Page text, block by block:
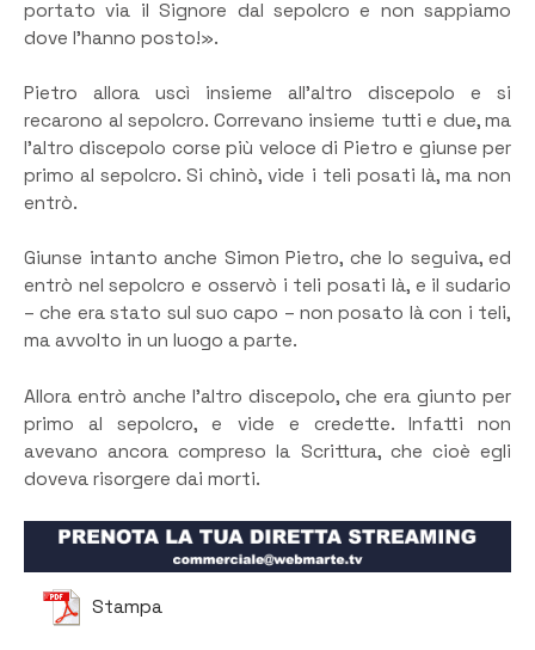
portato via il Signore dal sepolcro e non sappiamo
dove l’hanno posto!».
Pietro allora uscì insieme all’altro discepolo e si
recarono al sepolcro. Correvano insieme tutti e due, ma
l’altro discepolo corse più veloce di Pietro e giunse per
primo al sepolcro. Si chinò, vide i teli posati là, ma non
entrò.
Giunse intanto anche Simon Pietro, che lo seguiva, ed
entrò nel sepolcro e osservò i teli posati là, e il sudario
– che era stato sul suo capo – non posato là con i teli,
ma avvolto in un luogo a parte.
Allora entrò anche l’altro discepolo, che era giunto per
primo al sepolcro, e vide e credette. Infatti non
avevano ancora compreso la Scrittura, che cioè egli
doveva risorgere dai morti.
Stampa